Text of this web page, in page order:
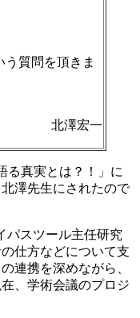
質問を頂きま
北澤宏一
る真実とは？！」に
澤先生にされたので
パスツール主任研究
仕方などについて支
連携を深めながら、
、学術会議のプロジ